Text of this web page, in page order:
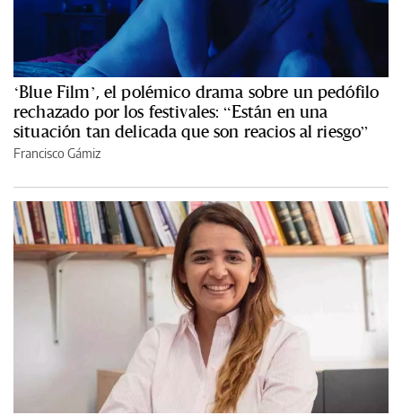
‘Blue Film’, el polémico drama sobre un pedófilo
rechazado por los festivales: “Están en una
situación tan delicada que son reacios al riesgo”
Francisco Gámiz